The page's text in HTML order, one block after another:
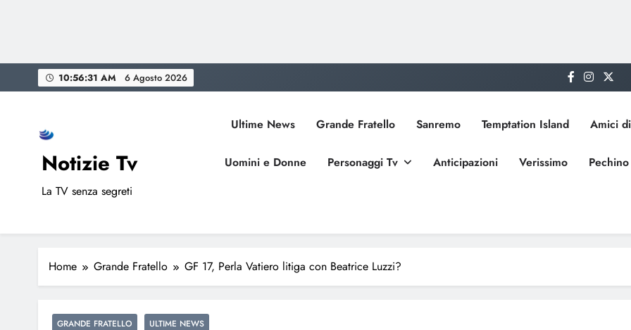
to
10:56:32 AM 6 Agosto 2026
Notizie Tv
La TV senza segreti
Ultime News Grande Fratello Sanremo Temptation Island Amici
Uomini e Donne Personaggi Tv Anticipazioni Verissimo
Home Grande Fratello GF 17, Perla Vatiero litiga con Beatrice Luzzi?
GRANDE FRATELLO ULTIME NEWS